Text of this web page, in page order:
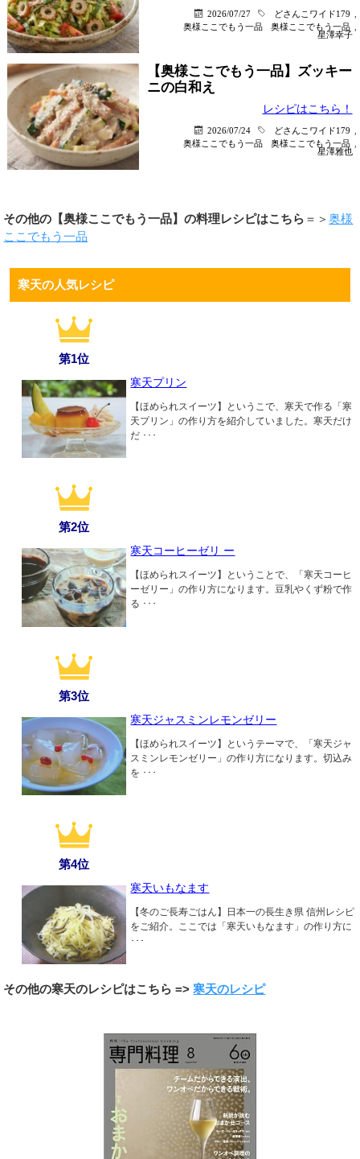
2026/07/27 どさんこワイド179
奥様ここでもう一品
奥様ここでもう一品
星澤幸子
【奥様ここでもう一品】ズッキー
ニの白和え
レシピはこちら！
2026/07/24 どさんこワイド179
奥様ここでもう一品
奥様ここでもう一品
星澤雅也
その他の【奥様ここでもう一品】の料理レシピはこちら ＝＞奥様
ここでもう一品
寒天の人気レシピ
第1位
寒天プリン
【ほめられスイーツ】というこで、寒天で作る「寒
天プリン」の作り方を紹介していました。寒天だけ
だ ･･･
第2位
寒天コーヒーゼリ ー
【ほめられスイーツ】ということで、「寒天コーヒ
ーゼリー」の作り方になります。豆乳やくず粉で作
る ･･･
第3位
寒天ジャスミンレモンゼリー
【ほめられスイーツ】というテーマで、「寒天ジャ
スミンレモンゼリー」の作り方になります。切込み
を ･･･
第4位
寒天いもなます
【冬のご長寿ごはん】日本一の長生き県 信州レシピ
をご紹介。ここでは「寒天いもなます」の作り方に
･･･
その他の寒天のレシピはこちら =>寒天のレシピ